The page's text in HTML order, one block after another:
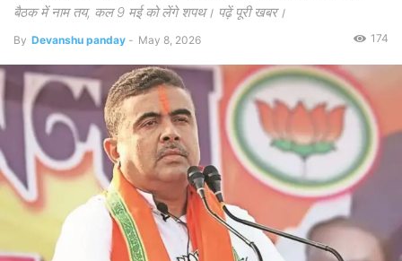
बैठक में नाम तय, कल 9 मई को लेंगे शपथ। पढ़ें पूरी खबर।
By Devanshu panday - May 8, 2026 174